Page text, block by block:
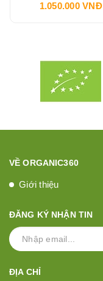
1.050.000 VNĐ
VỀ ORGANIC360
Giới thiệu
ĐĂNG KÝ NHẬN TIN
ĐỊA CHỈ